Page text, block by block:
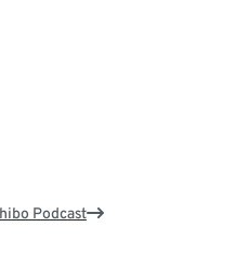
Podcast